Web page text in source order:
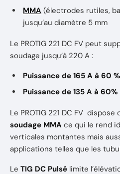
MMA (électrodes rutiles,
jusqu’au diamètre 5 mm
Le PROTIG 221 DC FV peut
soudage jusqu’à 220 A :
Puissance de 165 A à 60
Puissance de 135 A à
Le PROTIG 221 DC FV dispose
soudage MMA ce qui le rend
verticales montantes mais
applications telles que les
Le TIG DC Pulsé limite